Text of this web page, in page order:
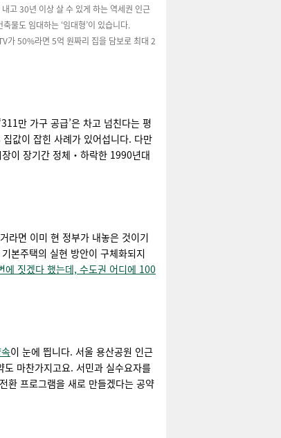
고 30년 이상 살 수 있게 하는 역세권 인근
물도 임대하는 ‘임대형’이 있습니다.
가 50%라면 5억 원짜리 집을 담보로 최대 2
만 가구 공급’은 차고 넘친다는 평
값이 잡힌 사례가 있어섭니다. 다만
이 장기간 정체‧하락한 1990년대
라면 이미 현 정부가 내놓은 것이기
본주택의 실현 방안이 구체화되지
에 짓겠다 했는데, 수도권 어디에 100
이 눈에 띕니다. 서울 용산공원 인근
마찬가지고요. 서민과 실수요자를
환 프로그램을 새로 만들겠다는 공약